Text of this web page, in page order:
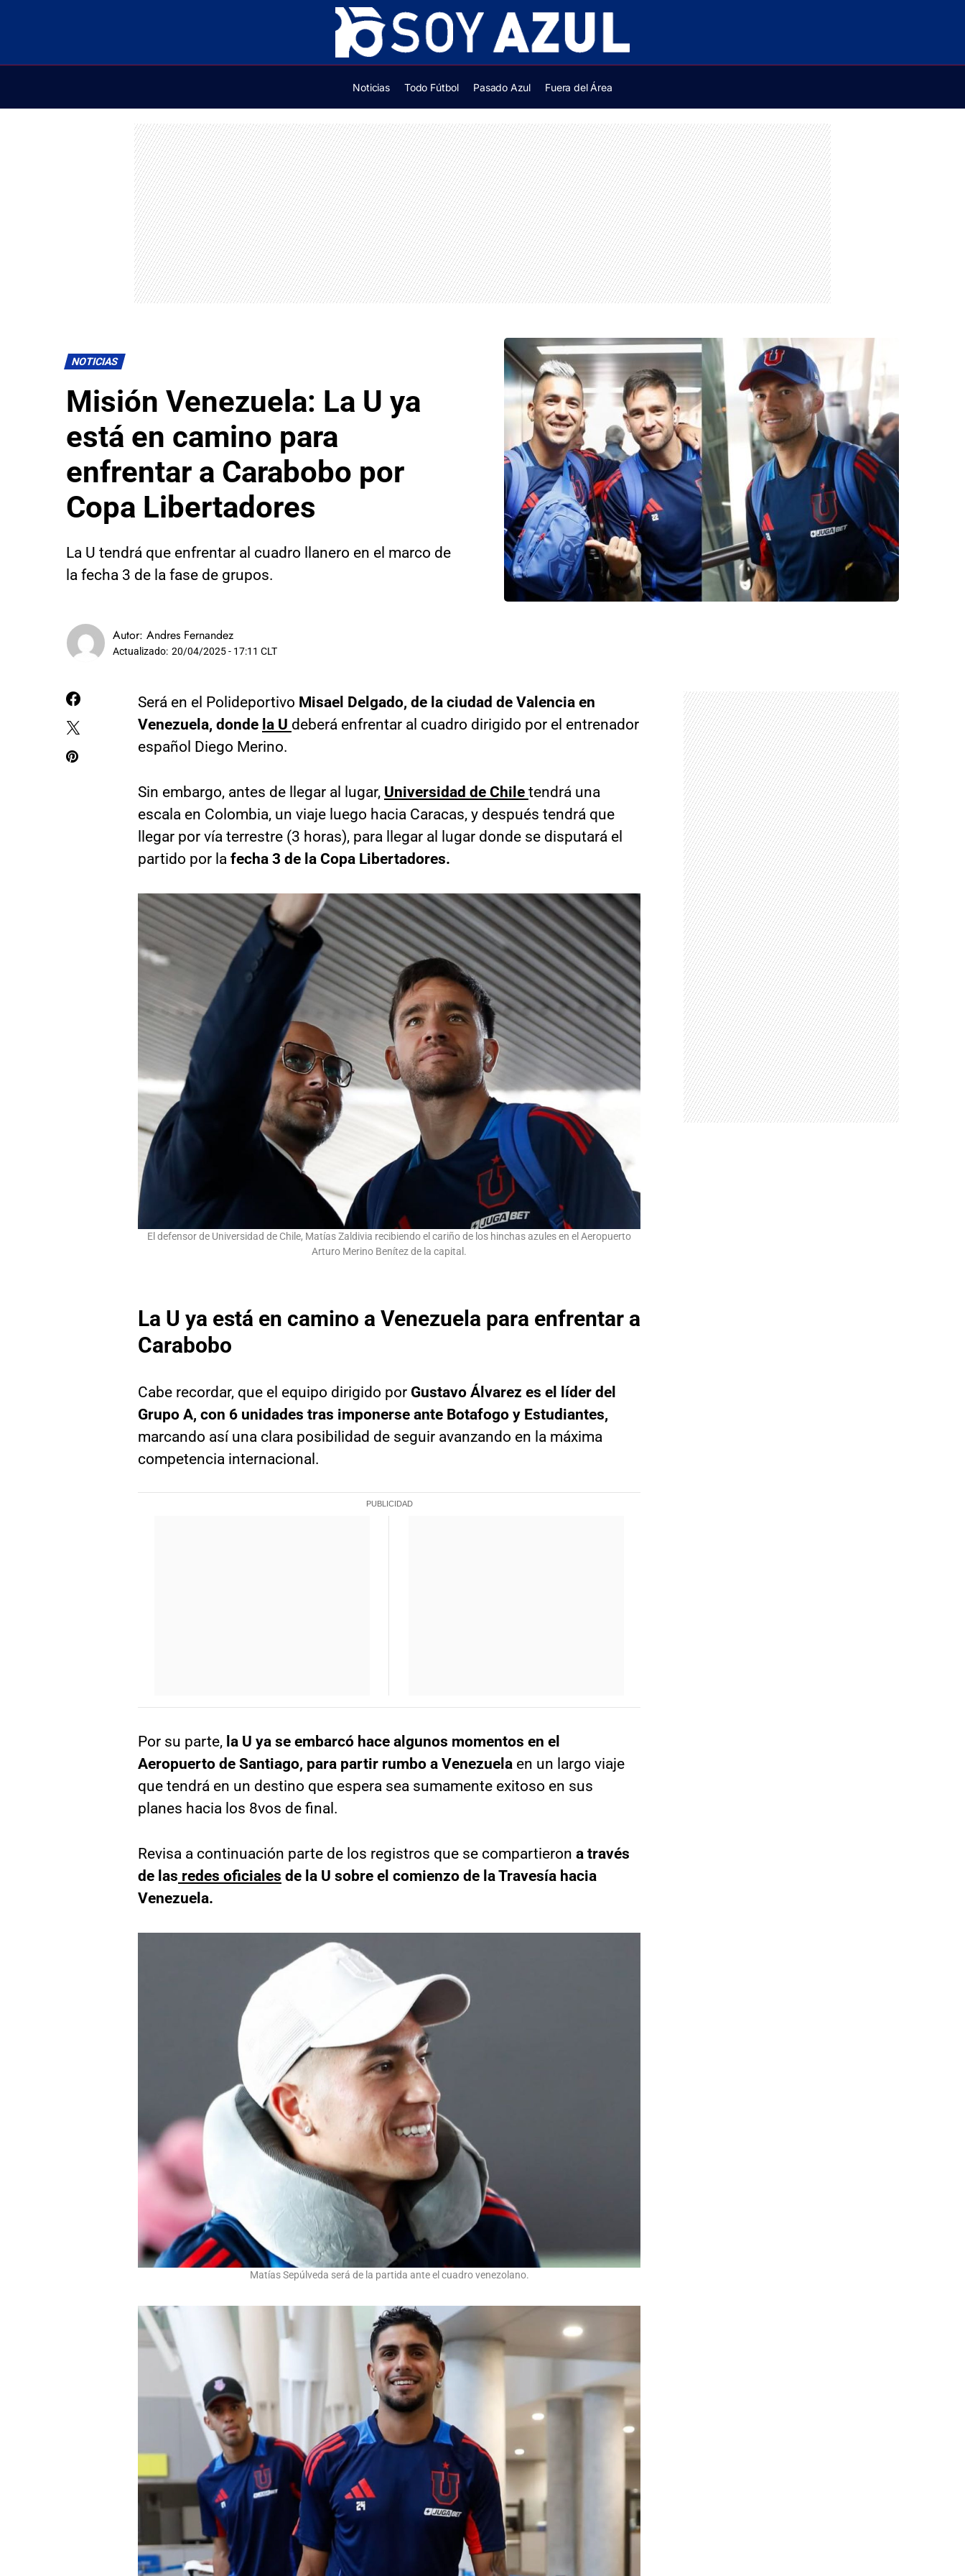
Noticias Todo Fútbol Pasado Azul Fuera del Área
NOTICIAS
Misión Venezuela: La U ya
está en camino para
enfrentar a Carabobo por
Copa Libertadores
La U tendrá que enfrentar al cuadro llanero en el marco de
la fecha 3 de la fase de grupos.
Autor: Andres Fernandez
Actualizado: 20/04/2025 - 17:11 CLT
Será en el Polideportivo Misael Delgado, de la ciudad de Valencia en
Venezuela, donde la U deberá enfrentar al cuadro dirigido por el entrenador
español Diego Merino.
Sin embargo, antes de llegar al lugar, Universidad de Chile tendrá una
escala en Colombia, un viaje luego hacia Caracas, y después tendrá que
llegar por vía terrestre (3 horas), para llegar al lugar donde se disputará el
partido por la fecha 3 de la Copa Libertadores.
El defensor de Universidad de Chile, Matías Zaldivia recibiendo el cariño de los hinchas azules en el Aeropuerto
Arturo Merino Benítez de la capital.
La U ya está en camino a Venezuela para enfrentar a
Carabobo
Cabe recordar, que el equipo dirigido por Gustavo Álvarez es el líder del
Grupo A, con 6 unidades tras imponerse ante Botafogo y Estudiantes,
marcando así una clara posibilidad de seguir avanzando en la máxima
competencia internacional.
Por su parte, la U ya se embarcó hace algunos momentos en el
Aeropuerto de Santiago, para partir rumbo a Venezuela en un largo viaje
que tendrá en un destino que espera sea sumamente exitoso en sus
planes hacia los 8vos de final.
Revisa a continuación parte de los registros que se compartieron a través
de las redes oficiales de la U sobre el comienzo de la Travesía hacia
Venezuela.
Matías Sepúlveda será de la partida ante el cuadro venezolano.